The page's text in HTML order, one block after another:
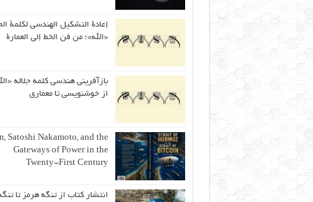
إعادة التشكيل الهندسي لكلمة
«الله»؛ من فن الخط إلى العمارة
بازآفرینی هندسی کلمه جلاله
از خوشنویسی تا معماری
Satoshi Nakamoto, and the
Gateways of Power in the
Twenty-First Century
انتشار کتاب از تنگه هرمز تا